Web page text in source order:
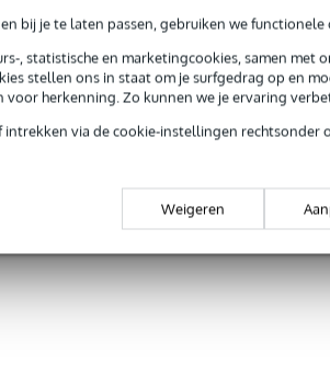
bij je te laten passen, gebruiken we functionele
, statistische en marketingcookies, samen met
stellen ons in staat om je surfgedrag op en
voor herkenning. Zo kunnen we je ervaring
via de cookie-instellingen rechtsonder
Weigeren